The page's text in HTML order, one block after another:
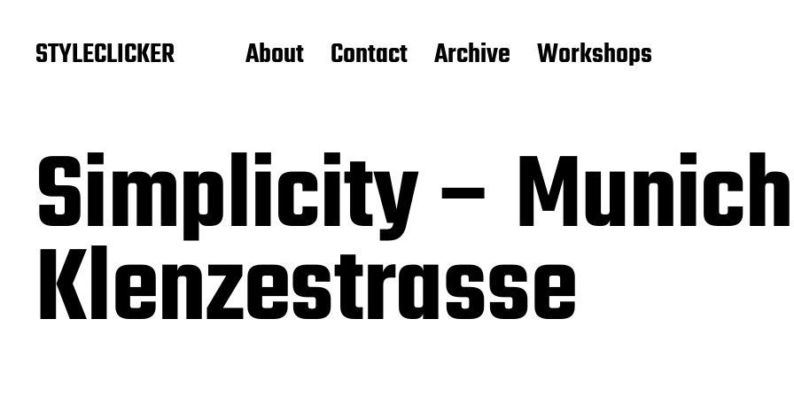
STYLECLICKER About Contact Archive Workshops
Simplicity –
Klenzestrasse